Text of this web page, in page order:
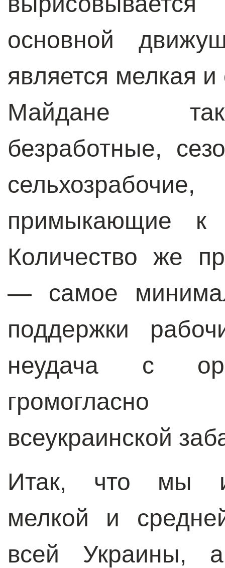
основной
является мелкая
Майдане
безработные,
примыкающие к
Количество же
— самое
поддержки
неудача с
громогласно
всеукраинской
Итак, что мы
мелкой и
всей Украины,